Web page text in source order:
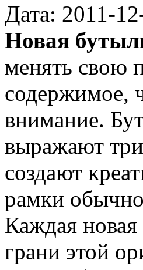
Дата: 2011-
Новая
менять свою
содержимое,
внимание.
выражают
создают
рамки
Каждая новая
грани этой